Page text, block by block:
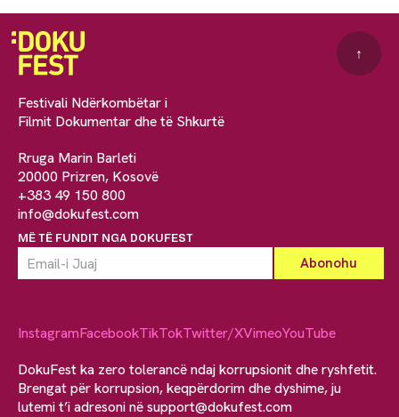
Festivali Ndërkombëtar i
Filmit Dokumentar dhe të Shkurtë
Rruga Marin Barleti
20000 Prizren, Kosovë
+383 49 150 800
info@dokufest.com
MË TË FUNDIT NGA DOKUFEST
↑
InstagramFacebookTikTokTwitter/XVimeoYouTube
DokuFest ka zero tolerancë ndaj korrupsionit dhe ryshfetit.
Brengat për korrupsion, keqpërdorim dhe dyshime, ju
lutemi t’i adresoni nësupport@dokufest.com